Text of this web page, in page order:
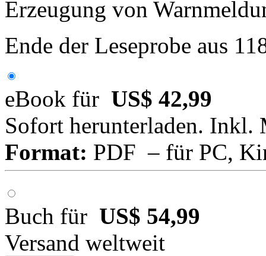
Erzeugung von
Ende der Leseprobe aus
eBook für US$ 42,99
Sofort herunterladen. Inkl.
Format: PDF – für PC,
Buch für US$ 54,99
Versand weltweit